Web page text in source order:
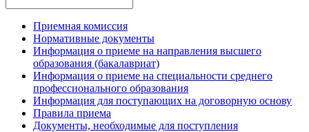
Приемная комиссия
Нормативные документы
Информация о приеме на направления высшего
образования (бакалавриат)
Информация о приеме на специальности среднего
профессионального образования
Информация для поступающих на договорную основу
Правила приема
Документы, необходимые для поступления